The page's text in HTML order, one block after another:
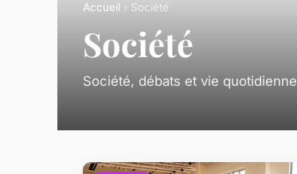
Accueil › Société
Société
Société, débats et vie quotidienne